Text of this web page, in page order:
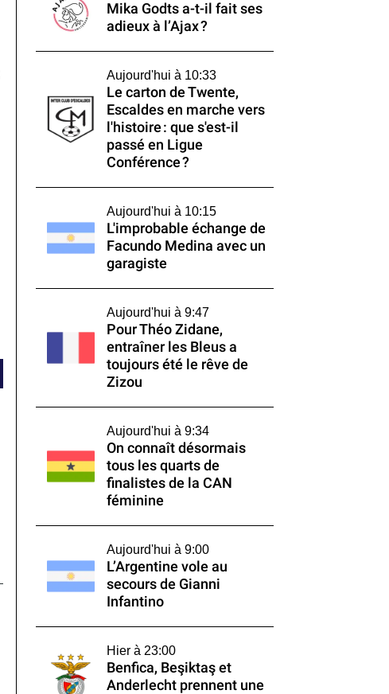
Mika Godts a-t-il fait ses
adieux à l’Ajax ?
Aujourd'hui à 10:33
Le carton de Twente,
Escaldes en marche vers
l'histoire : que s'est-il
passé en Ligue
Conférence ?
Aujourd'hui à 10:15
L'improbable échange de
Facundo Medina avec un
garagiste
Aujourd'hui à 9:47
Pour Théo Zidane,
entraîner les Bleus a
toujours été le rêve de
Zizou
Aujourd'hui à 9:34
On connaît désormais
tous les quarts de
finalistes de la CAN
féminine
Aujourd'hui à 9:00
L’Argentine vole au
secours de Gianni
Infantino
Hier à 23:00
Benfica, Beşiktaş et
Anderlecht prennent une